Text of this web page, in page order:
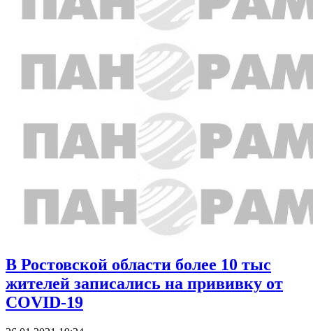
В Ростовской области более 10 тыс
жителей записались на прививку от
COVID-19